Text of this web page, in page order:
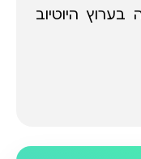
היוטיוב
עם חוסר